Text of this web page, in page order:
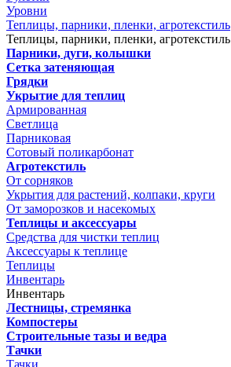
Уровни
Теплицы, парники, пленки, агротекстиль
Теплицы, парники, пленки, агротекстиль
Парники, дуги, колышки
Сетка затеняющая
Грядки
Укрытие для теплиц
Армированная
Светлица
Парниковая
Сотовый поликарбонат
Агротекстиль
От сорняков
Укрытия для растений, колпаки, круги
От заморозков и насекомых
Теплицы и аксессуары
Средства для чистки теплиц
Аксессуары к теплице
Теплицы
Инвентарь
Инвентарь
Лестницы, стремянка
Компостеры
Строительные тазы и ведра
Тачки
Тачки